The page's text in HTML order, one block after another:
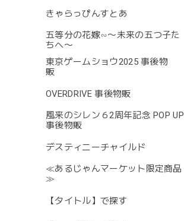
きゃらっぴんすとあ
五等分の花嫁∽〜未来の五つ子た
ちへ〜
東京ゲームショウ2025 事後物
販
OVERDRIVE 事後物販
風来のシレン６2周年記念 POP UP
事後物販
デスティニーチャイルド
≪あるじゃんマーケット限定商品
≫
【タイトル】で探す